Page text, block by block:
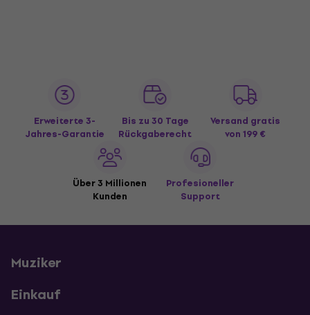
Erweiterte 3-
Jahres-Garantie
Bis zu 30 Tage
Rückgaberecht
Versand gratis
von 199 €
Über 3 Millionen
Kunden
Profesioneller
Support
Muziker
Einkauf